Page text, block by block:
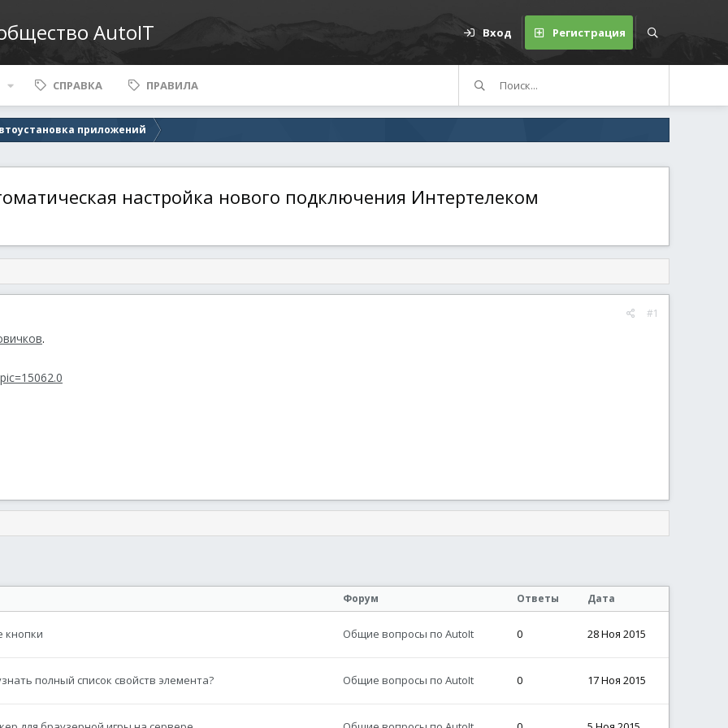
AutoIT Вход Регистрация
СПРАВКА ПРАВИЛА
приложений
настройка нового подключения Интертелеком
#1
.
почта
Форум Ответы Дата
кнопки Общие вопросы по AutoIt 0 28 Ноя 2015
полный список свойств элемента? Общие вопросы по AutoIt 0 17 Ноя 2015